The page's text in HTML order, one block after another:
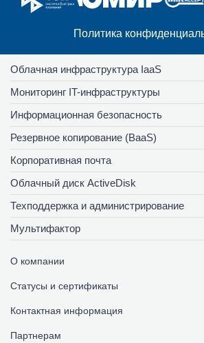
Политика
Облачная инфраструктура IaaS
Мониторинг IT-инфраструктуры
Информационная безопасность
Резервное копирование (BaaS)
Корпоративная почта
Облачный диск ActiveDisk
Техподдержка и администрирование
Мультифактор
О компании
Статусы и сертификаты
Контактная информация
Партнерам